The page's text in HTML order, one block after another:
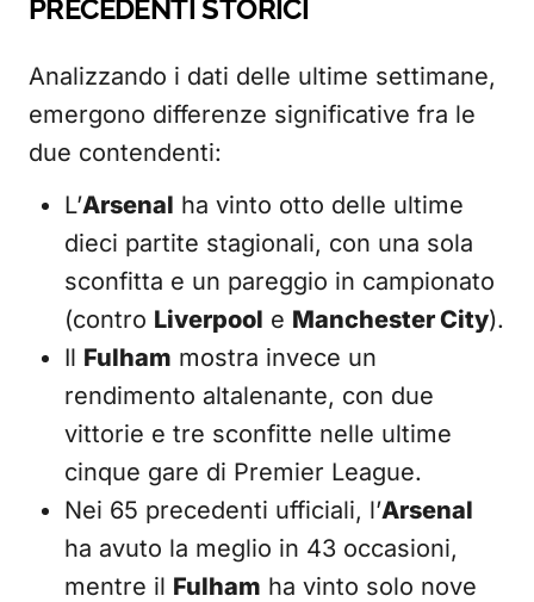
PRECEDENTI STORICI
Analizzando i dati delle ultime settimane,
emergono differenze significative fra le
due contendenti:
L’Arsenal ha vinto otto delle ultime
dieci partite stagionali, con una sola
sconfitta e un pareggio in campionato
(contro Liverpool e Manchester City).
Il Fulham mostra invece un
rendimento altalenante, con due
vittorie e tre sconfitte nelle ultime
cinque gare di Premier League.
Nei 65 precedenti ufficiali, l’Arsenal
ha avuto la meglio in 43 occasioni,
mentre il Fulham ha vinto solo nove